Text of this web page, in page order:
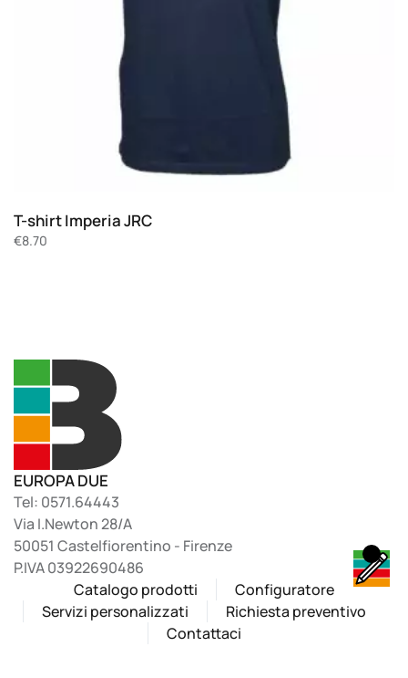
T-shirt Imperia JRC
€8.70
EUROPA DUE
Tel: 0571.64443
Via I.Newton 28/A
50051 Castelfiorentino - Firenze
P.IVA 03922690486
Catalogo prodotti
Configuratore
Servizi personalizzati
Richiesta preventivo
Contattaci